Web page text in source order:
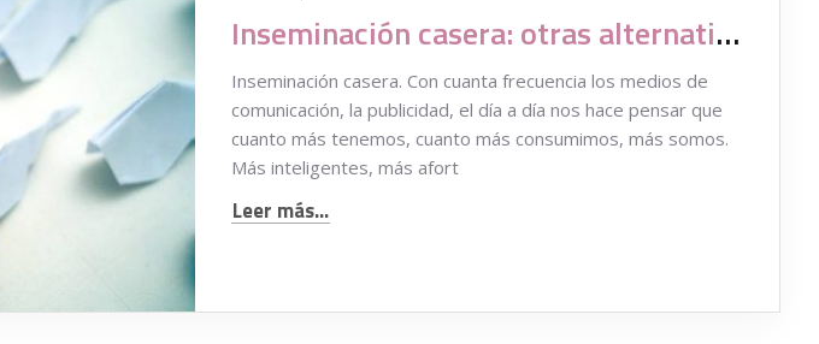
Inseminación casera: otras alternativas
Inseminación casera. Con cuanta frecuencia los medios de
comunicación, la publicidad, el día a día nos hace pensar que
cuanto más tenemos, cuanto más consumimos, más somos.
Más inteligentes, más afort
Leer más...